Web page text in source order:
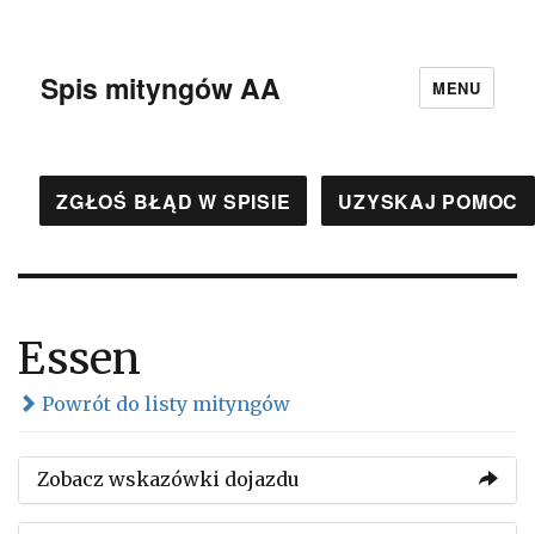
Spis mityngów AA MENU
ZGŁOŚ BŁĄD W SPISIE UZYSKAJ POMOC
Essen
Powrót do listy mityngów
Zobacz wskazówki dojazdu